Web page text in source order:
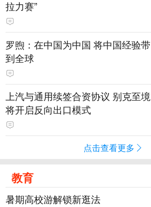
拉力赛”
罗煦：在中国为中国 将中国经验带
到全球
上汽与通用续签合资协议 别克至境
将开启反向出口模式
点击查看更多
教育
暑期高校游解锁新逛法